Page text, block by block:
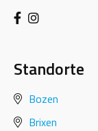
Standorte
Bozen
Brixen